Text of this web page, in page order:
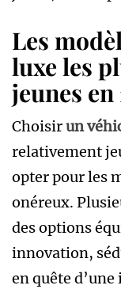
Les
luxe les
jeunes en
Choisirun
relativement
opter pour les
onéreux.
des options
innovation,
en quête